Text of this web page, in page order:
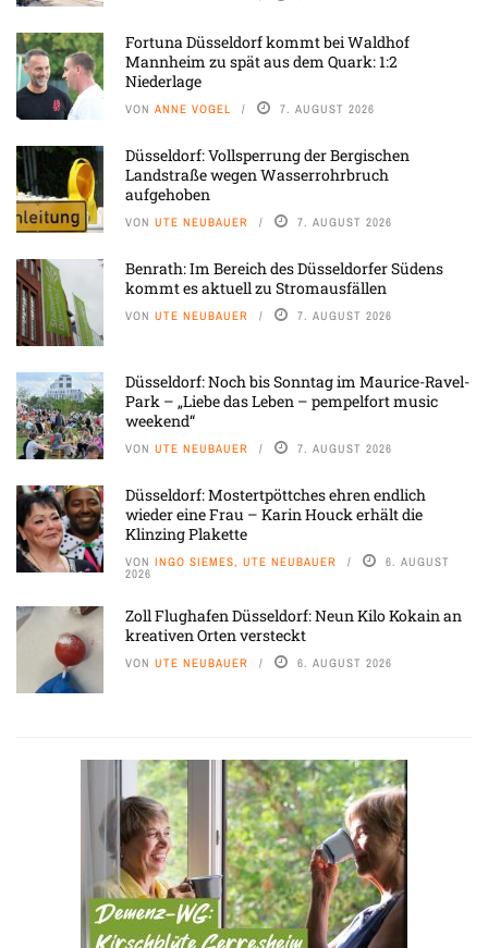
Fortuna Düsseldorf kommt bei Waldhof
Mannheim zu spät aus dem Quark: 1:2
Niederlage
VON ANNE VOGEL 7. AUGUST 2026
Düsseldorf: Vollsperrung der Bergischen
Landstraße wegen Wasserrohrbruch
aufgehoben
VON UTE NEUBAUER 7. AUGUST 2026
Benrath: Im Bereich des Düsseldorfer Südens
kommt es aktuell zu Stromausfällen
VON UTE NEUBAUER 7. AUGUST 2026
Düsseldorf: Noch bis Sonntag im Maurice-Ravel-
Park – „Liebe das Leben – pempelfort music
weekend“
VON UTE NEUBAUER 7. AUGUST 2026
Düsseldorf: Mostertpöttches ehren endlich
wieder eine Frau – Karin Houck erhält die
Klinzing Plakette
VON INGO SIEMES, UTE NEUBAUER 6. AUGUST
2026
Zoll Flughafen Düsseldorf: Neun Kilo Kokain an
kreativen Orten versteckt
VON UTE NEUBAUER 6. AUGUST 2026